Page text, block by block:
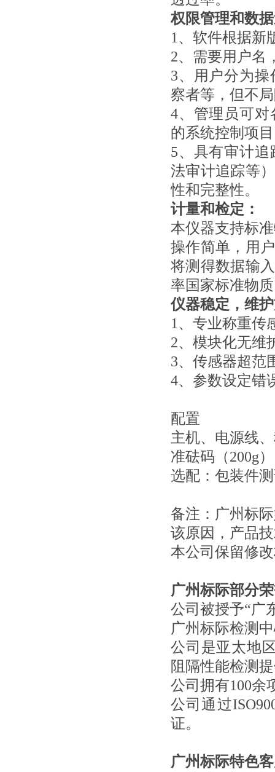
权限管理和数
1、软件根据新
2、需要用户名
3、用户分为
察者等，但不
4、管理员可
的系统控制项
5、具有审计
法审计追踪等
性和完整性。
计量和检定：
本仪器支持标
操作简单，用
将测得数据输
率国家标准物
仪器稳定，维
1、专业称重传
2、模块化无维
3、传感器超范
4、参数设定错
配置
主机、电源线
准砝码（200g
选配：包装件
备注：广州标
该原因，产品
本公司保留修
广州标际部分
公司被授予“广
广州标际检测
公司是亚太地
阻隔性能检测
公司拥有100余
公司通过
证。
广州标际特色